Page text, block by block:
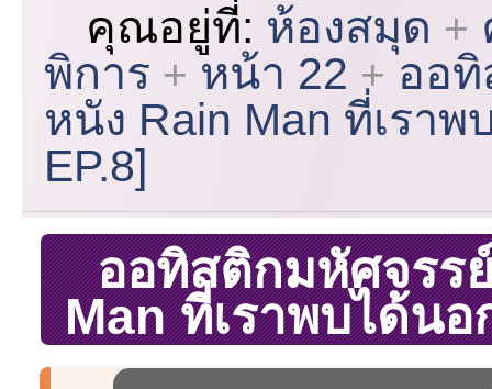
คุณอยู่ที่: ห้องสมุด
พิการ
หน้า 22
ออ
หนัง Rain Man ที่เรา
EP.8]
ออทิสติกมหัศจรร
Man ที่เราพบได้น